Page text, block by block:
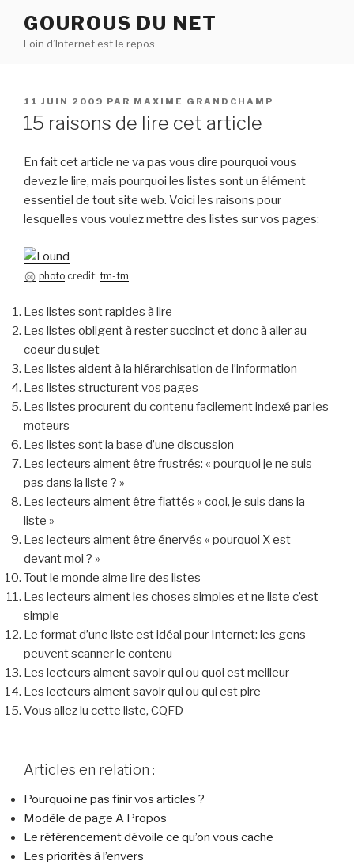
contenu
GOUROUS DU NET
Loin d’Internet est le repos
PUBLIÉ
LE
11 JUIN 2009 PAR MAXIME GRANDCHAMP
15 raisons de lire cet article
En fait cet article ne va pas vous dire pourquoi vous
devez le lire, mais pourquoi les listes sont un élément
essentiel de tout site web. Voici les raisons pour
lesquelles vous voulez mettre des listes sur vos pages:
photo credit: tm-tm
Les listes sont rapides à lire
Les listes obligent à rester succinct et donc à aller au
coeur du sujet
Les listes aident à la hiérarchisation de l’information
Les listes structurent vos pages
Les listes procurent du contenu facilement indexé par les
moteurs
Les listes sont la base d’une discussion
Les lecteurs aiment être frustrés: « pourquoi je ne suis
pas dans la liste ? »
Les lecteurs aiment être flattés « cool, je suis dans la
liste »
Les lecteurs aiment être énervés « pourquoi X est
devant moi ? »
Tout le monde aime lire des listes
Les lecteurs aiment les choses simples et ne liste c’est
simple
Le format d’une liste est idéal pour Internet: les gens
peuvent scanner le contenu
Les lecteurs aiment savoir qui ou quoi est meilleur
Les lecteurs aiment savoir qui ou qui est pire
Vous allez lu cette liste, CQFD
Articles en relation :
Pourquoi ne pas finir vos articles ?
Modèle de page A Propos
Le référencement dévoile ce qu’on vous cache
Les priorités à l’envers